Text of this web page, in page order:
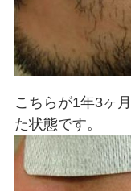
こちらが1年3ヶ
た状態です。